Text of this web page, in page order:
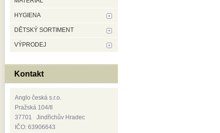
HYGIENA
DĚTSKÝ SORTIMENT
VÝPRODEJ
Kontakt
Anglo česká s.r.o.
Pražská 104/II
37701 Jindřichův Hradec
IČO: 63906643